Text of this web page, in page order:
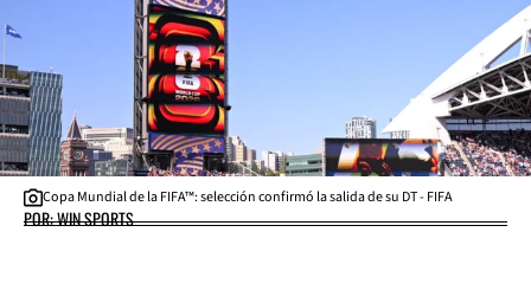
Copa Mundial de la FIFA™: selección confirmó la salida de su DT - FIFA
POR: WIN SPORTS